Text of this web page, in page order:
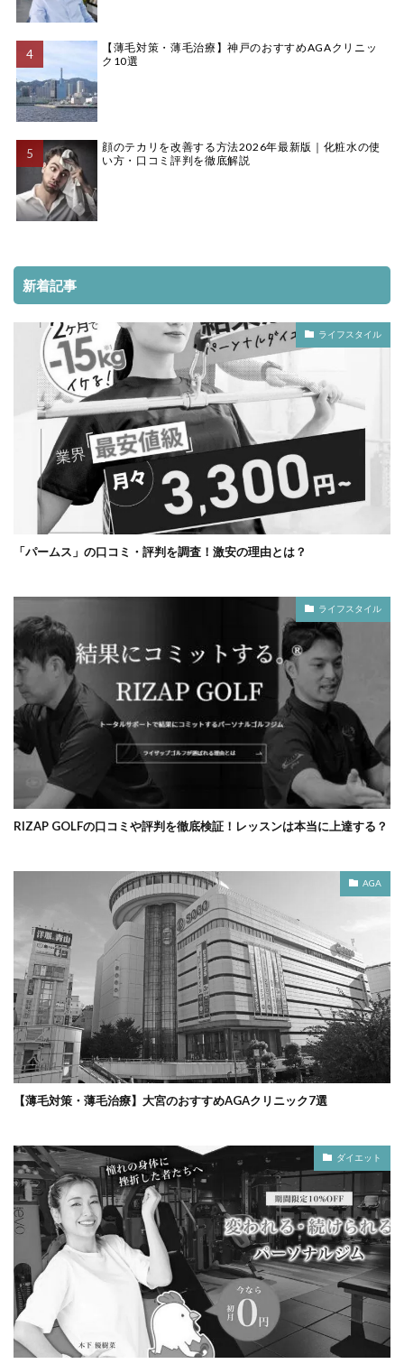
【薄毛対策・薄毛治療】神戸のおすすめAGAクリニッ
ク10選
顔のテカリを改善する方法2026年最新版｜化粧水の使
い方・口コミ評判を徹底解説
新着記事
ライフスタイル
「パームス」の口コミ・評判を調査！激安の理由とは？
ライフスタイル
RIZAP GOLFの口コミや評判を徹底検証！レッスンは本当に上達する？
AGA
【薄毛対策・薄毛治療】大宮のおすすめAGAクリニック7選
ダイエット